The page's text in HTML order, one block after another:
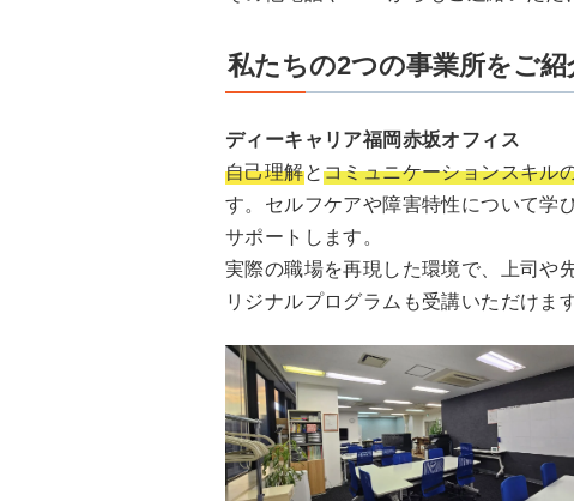
私たちの2つの事業所をご
ディーキャリア福岡赤坂オフィス
自己理解とコミュニケーションスキル
す。セルフケアや障害特性について学
サポートします。
実際の職場を再現した環境で、上司や
リジナルプログラムも受講いただけます